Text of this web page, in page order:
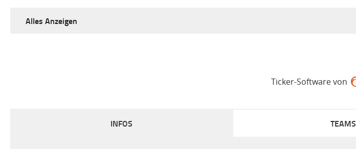
Alles Anzeigen
Ticker-Software von
INFOS TEAMS